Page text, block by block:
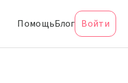
ПомощьБлог Войти